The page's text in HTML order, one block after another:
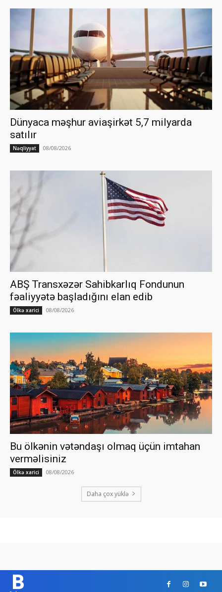
Dünyaca məşhur aviaşirkət 5,7 milyarda
satılır
Nəqliyyat 08/08/2026
ABŞ Transxəzər Sahibkarlıq Fondunun
fəaliyyətə başladığını elan edib
Ölkə xarici 08/08/2026
Bu ölkənin vətəndaşı olmaq üçün imtahan
verməlisiniz
Ölkə xarici 08/08/2026
Daha çox yüklə
B